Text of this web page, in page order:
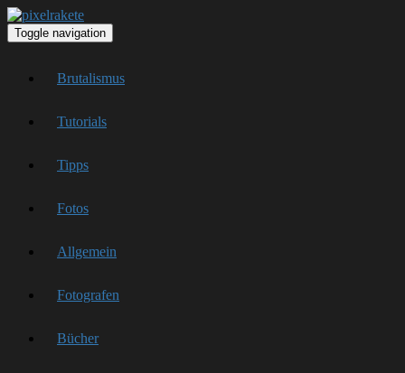
Toggle navigation
Brutalismus
Tutorials
Tipps
Fotos
Allgemein
Fotografen
Bücher